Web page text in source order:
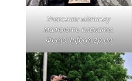
Учасники мітингу
малюють плакати.
Фото: Inform.zp.ua